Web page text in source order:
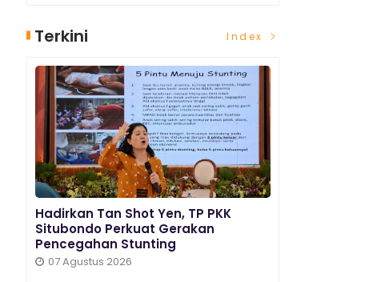
Terkini Index
Hadirkan Tan Shot Yen, TP PKK
Situbondo Perkuat Gerakan
Pencegahan Stunting
07 Agustus 2026